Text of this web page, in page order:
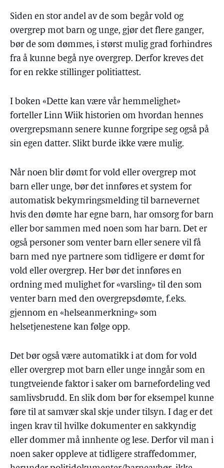
Siden en stor andel av de som begår vold og
overgrep mot barn og unge, gjør det flere ganger,
bør de som dømmes, i størst mulig grad forhindres
fra å kunne begå nye overgrep. Derfor kreves det
for en rekke stillinger politiattest.
I boken «Dette kan være vår hemmelighet»
forteller Linn Wiik historien om hvordan hennes
overgrepsmann senere kunne forgripe seg også på
sin egen datter. Slikt burde ikke være mulig.
Når noen blir dømt for vold eller overgrep mot
barn eller unge, bør det innføres et system for
automatisk bekymringsmelding til barnevernet
hvis den dømte har egne barn, har omsorg for barn
eller bor sammen med noen som har barn. Det er
også personer som venter barn eller senere vil få
barn med nye partnere som tidligere er dømt for
vold eller overgrep. Her bør det innføres en
ordning med mulighet for «varsling» til den som
venter barn med den overgrepsdømte, f.eks.
gjennom en «helseanmerkning» som
helsetjenestene kan følge opp.
Det bør også være automatikk i at dom for vold
eller overgrep mot barn eller unge inngår som en
tungtveiende faktor i saker om barnefordeling ved
samlivsbrudd. En slik dom bør for eksempel kunne
føre til at samvær skal skje under tilsyn. I dag er det
ingen krav til hvilke dokumenter en sakkyndig
eller dommer må innhente og lese. Derfor vil man i
noen saker oppleve at tidligere straffedommer,